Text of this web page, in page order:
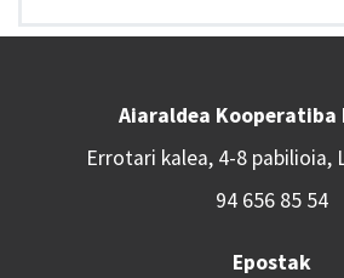
Aiaraldea Kooperatiba
Errotari kalea, 4-8 pabilioia,
94 656 85 54
Epostak